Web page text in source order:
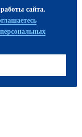
сайта.